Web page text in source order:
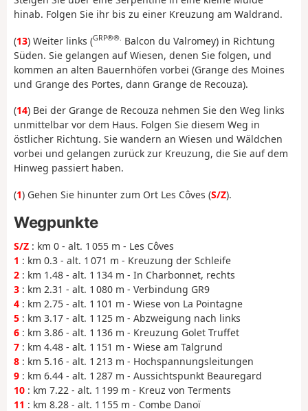
hinab. Folgen Sie ihr bis zu einer Kreuzung am Waldrand.
(13) Weiter links (GRP®®. Balcon du Valromey) in Richtung
Süden. Sie gelangen auf Wiesen, denen Sie folgen, und
kommen an alten Bauernhöfen vorbei (Grange des Moines
und Grange des Portes, dann Grange de Recouza).
(14) Bei der Grange de Recouza nehmen Sie den Weg links
unmittelbar vor dem Haus. Folgen Sie diesem Weg in
östlicher Richtung. Sie wandern an Wiesen und Wäldchen
vorbei und gelangen zurück zur Kreuzung, die Sie auf dem
Hinweg passiert haben.
(1) Gehen Sie hinunter zum Ort Les Côves (S/Z).
Wegpunkte
S/Z : km 0 - alt. 1 055 m - Les Côves
1 : km 0.3 - alt. 1 071 m - Kreuzung der Schleife
2 : km 1.48 - alt. 1 134 m - In Charbonnet, rechts
3 : km 2.31 - alt. 1 080 m - Verbindung GR9
4 : km 2.75 - alt. 1 101 m - Wiese von La Pointagne
5 : km 3.17 - alt. 1 125 m - Abzweigung nach links
6 : km 3.86 - alt. 1 136 m - Kreuzung Golet Truffet
7 : km 4.48 - alt. 1 151 m - Wiese am Talgrund
8 : km 5.16 - alt. 1 213 m - Hochspannungsleitungen
9 : km 6.44 - alt. 1 287 m - Aussichtspunkt Beauregard
10 : km 7.22 - alt. 1 199 m - Kreuz von Terments
11 : km 8.28 - alt. 1 155 m - Combe Danoï